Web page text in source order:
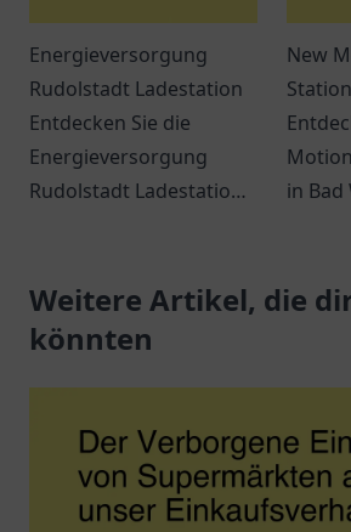
Energieversorgung
Rudolstadt Ladestation
Entdecken Sie die
Energieversorgung
Rudolstadt Ladestation
der Region.
New
Station
in Bad
Weitere Artikel, die
könnten